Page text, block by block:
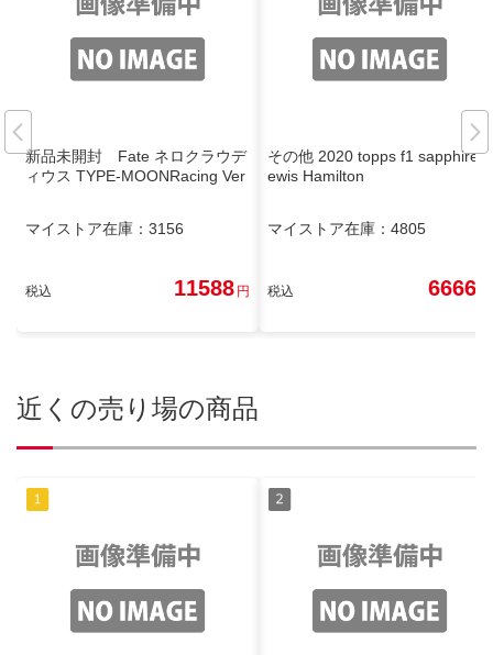
新品未開封 Fate ネロクラウデ
ィウス TYPE-MOONRacing Ver
マイストア在庫： 3156
税込 11588 円
その他 2020 topps f1 sapphire L
ewis Hamilton
マイストア在庫： 4805
税込 6666
近くの売り場の商品